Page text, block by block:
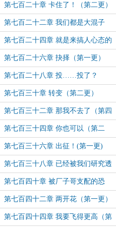
距离！（第二更）
第七百二十章 卡住了！（第二更）
第七百二十二章 我们都是大混子
（第二更）
第七百二十四章 就是来搞人心态的
（第一更）
第七百二十六章 抉择（第一更）
第七百二十八章 投……投了？
第七百三十章 转变（第二更）
第七百三十二章 那我不去了（第四
更！)
第七百三十四章 你也可以（第二
更）
第七百三十六章 出征！(第一更)
第七百三十八章 已经被我们研究透
了！（第一更）
第七百四十章 被厂子哥支配的恐
惧！（第一更）
第七百四十二章 两开花（第一更）
第七百四十四章 我要飞得更高（第